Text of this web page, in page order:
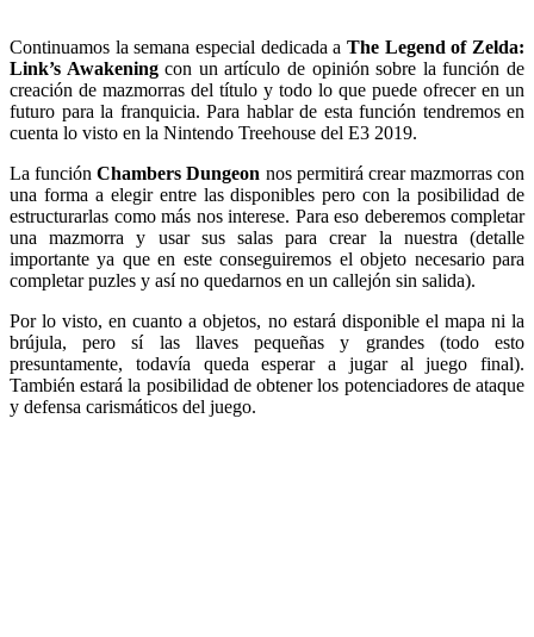
Continuamos la semana especial dedicada a The Legend of Zelda:
Link’s Awakeningcon un artículo de opinión sobre la función de
creación de mazmorras del título y todo lo que puede ofrecer en un
futuro para la franquicia. Para hablar de esta función tendremos en
cuenta lo visto en la Nintendo Treehouse del E3 2019.
La funciónChambers Dungeon nos permitirá crear mazmorras con
una forma a elegir entre las disponibles pero con la posibilidad de
estructurarlas como más nos interese. Para eso deberemos completar
una mazmorra y usar sus salas para crear la nuestra (detalle
importante ya que en este conseguiremos el objeto necesario para
completar puzles y así no quedarnos en un callejón sin salida).
Por lo visto, en cuanto a objetos, no estará disponible el mapa ni la
brújula, pero sí las llaves pequeñas y grandes (todo esto
presuntamente, todavía queda esperar a jugar al juego final).
También estará la posibilidad de obtener los potenciadores de ataque
y defensa carismáticos del juego.